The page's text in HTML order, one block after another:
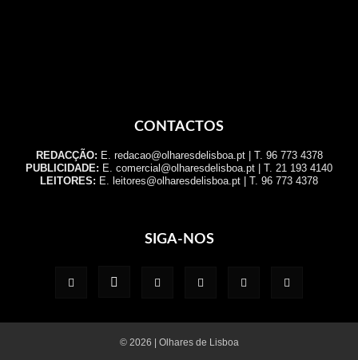
CONTACTOS
REDACÇÃO: E. redacao@olharesdelisboa.pt | T. 96 773 4378
PUBLICIDADE: E. comercial@olharesdelisboa.pt | T. 21 193 4140
LEITORES: E. leitores@olharesdelisboa.pt | T. 96 773 4378
SIGA-NOS
© 2026 | Olhares de Lisboa